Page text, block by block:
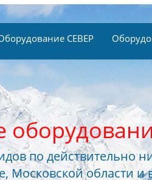
СЕВЕР
по действительно
Московской области и